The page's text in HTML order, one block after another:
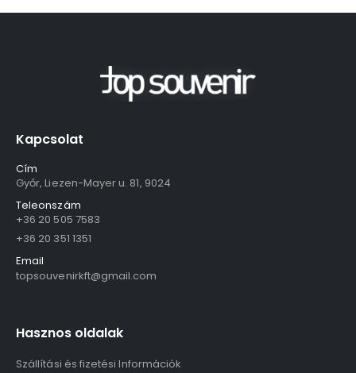
Kapcsolat
Cím
Győr, Liezen-Mayer u. 81, 9024
Teleonszám
+36 20 505 7583
+36 20 351 1351
Email
topsouvenirkft@gmail.com
Hasznos oldalak
Szállítási és fizetési Információk